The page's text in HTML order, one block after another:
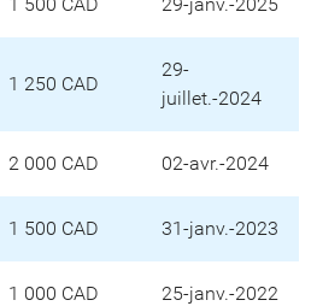
1 250 CAD
29-
juillet.-2024
2 000 CAD 02-avr.-2024
1 500 CAD 31-janv.-2023
1 000 CAD 25-janv.-2022